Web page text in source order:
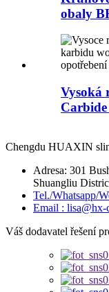
obaly
Vysoká
Chengdu HUAXIN
Adresa: 301
Shuangliu
Tel./Whatsapp/
Email : lisa@hx-
Váš dodavatel řešení